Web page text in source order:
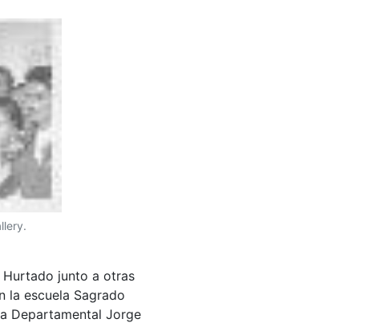
Hurtado junto a otras
la escuela Sagrado
Departamental Jorge